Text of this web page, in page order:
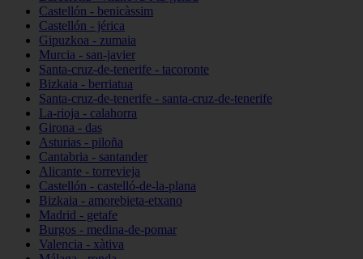
Castellón - benicàssim
Castellón - jérica
Gipuzkoa - zumaia
Murcia - san-javier
Santa-cruz-de-tenerife - tacoronte
Bizkaia - berriatua
Santa-cruz-de-tenerife - santa-cruz-de-tenerife
La-rioja - calahorra
Girona - das
Asturias - piloña
Cantabria - santander
Alicante - torrevieja
Castellón - castelló-de-la-plana
Bizkaia - amorebieta-etxano
Madrid - getafe
Burgos - medina-de-pomar
Valencia - xàtiva